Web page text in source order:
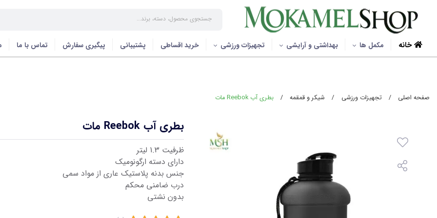
خانه مکمل ها بهداشتی و آرایشی تجهیزات ورزشی خرید اقساطی پشتیبانی پیگیری سفارش تماس با ما
صفحه اصلی / تجهیزات ورزشی / شیکر و قمقمه / بطری آب Reebok مات
بطری آب Reebok مات
ظرفیت 1.3 لیتر
دارای دسته ارگونومیک
جنس بدنه پلاستیک عاری از مواد سمی
درب ضامنی محکم
بدون نشتی